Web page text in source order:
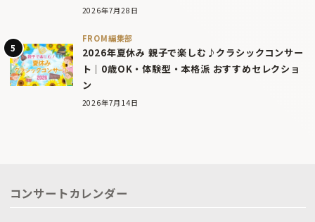
2026年7月28日
FROM編集部
2026年夏休み 親子で楽しむ♪クラシックコンサー
ト｜0歳OK・体験型・本格派 おすすめセレクショ
ン
2026年7月14日
コンサートカレンダー